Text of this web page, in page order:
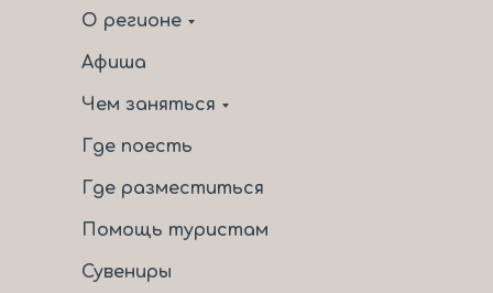
О регионе
Афиша
Чем заняться
Где поесть
Где разместиться
Помощь туристам
Сувениры